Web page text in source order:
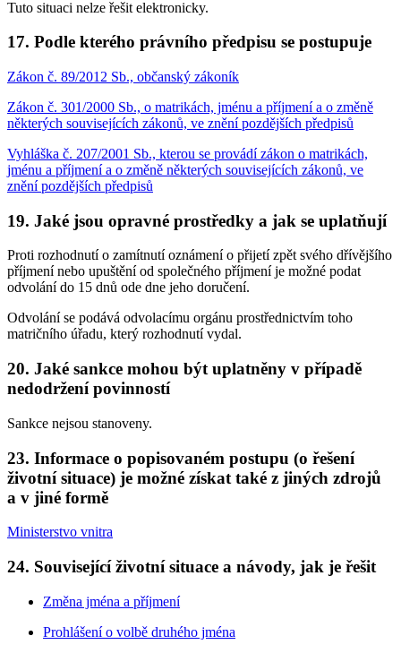
Tuto situaci nelze řešit elektronicky.
17. Podle kterého právního předpisu se postupuje
Zákon č. 89/2012 Sb., občanský zákoník
Zákon č. 301/2000 Sb., o matrikách, jménu a příjmení a o změně
některých souvisejících zákonů, ve znění pozdějších předpisů
Vyhláška č. 207/2001 Sb., kterou se provádí zákon o matrikách,
jménu a příjmení a o změně některých souvisejících zákonů, ve
znění pozdějších předpisů
19. Jaké jsou opravné prostředky a jak se uplatňují
Proti rozhodnutí o zamítnutí oznámení o přijetí zpět svého dřívějšího
příjmení nebo upuštění od společného příjmení je možné podat
odvolání do 15 dnů ode dne jeho doručení.
Odvolání se podává odvolacímu orgánu prostřednictvím toho
matričního úřadu, který rozhodnutí vydal.
20. Jaké sankce mohou být uplatněny v případě
nedodržení povinností
Sankce nejsou stanoveny.
23. Informace o popisovaném postupu (o řešení
životní situace) je možné získat také z jiných zdrojů
a v jiné formě
Ministerstvo vnitra
24. Související životní situace a návody, jak je řešit
Změna jména a příjmení
Prohlášení o volbě druhého jména